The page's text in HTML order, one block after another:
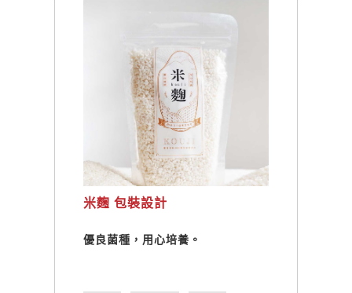
米麴 包裝設計
優良菌種，用心培養。